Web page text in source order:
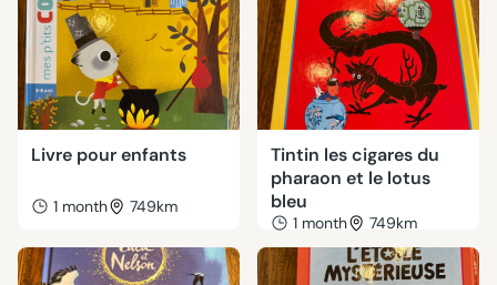
Livre pour enfants
1 month 749km
Tintin les cigares du
pharaon et le lotus
bleu
1 month 749km